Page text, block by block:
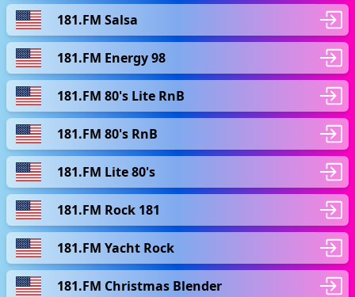
181.FM Salsa
181.FM Energy 98
181.FM 80's Lite RnB
181.FM 80's RnB
181.FM Lite 80's
181.FM Rock 181
181.FM Yacht Rock
181.FM Christmas Blender